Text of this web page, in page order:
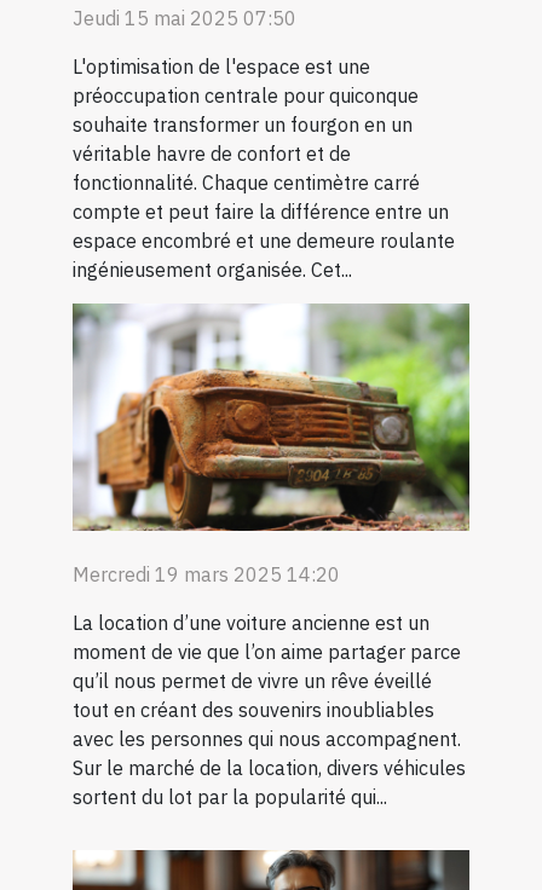
Jeudi 15 mai 2025 07:50
L'optimisation de l'espace est une
préoccupation centrale pour quiconque
souhaite transformer un fourgon en un
véritable havre de confort et de
fonctionnalité. Chaque centimètre carré
compte et peut faire la différence entre un
espace encombré et une demeure roulante
ingénieusement organisée. Cet...
Mercredi 19 mars 2025 14:20
La location d’une voiture ancienne est un
moment de vie que l’on aime partager parce
qu’il nous permet de vivre un rêve éveillé
tout en créant des souvenirs inoubliables
avec les personnes qui nous accompagnent.
Sur le marché de la location, divers véhicules
sortent du lot par la popularité qui...